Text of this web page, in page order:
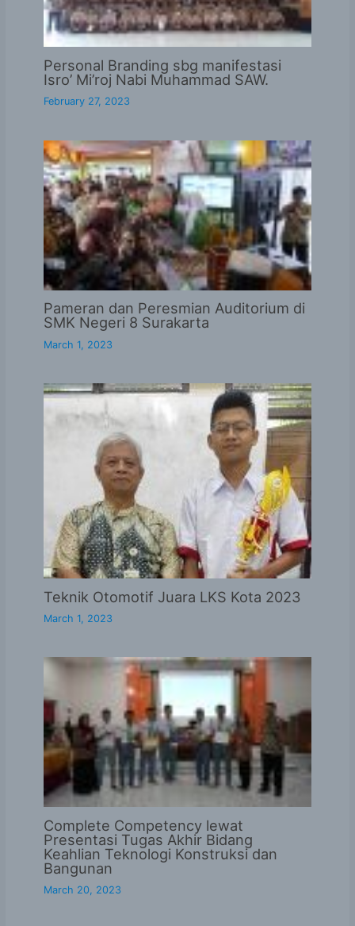
Personal Branding sbg manifestasi
Isro’ Mi’roj Nabi Muhammad SAW.
February 27, 2023
Pameran dan Peresmian Auditorium di
SMK Negeri 8 Surakarta
March 1, 2023
Teknik Otomotif Juara LKS Kota 2023
March 1, 2023
Complete Competency lewat
Presentasi Tugas Akhir Bidang
Keahlian Teknologi Konstruksi dan
Bangunan
March 20, 2023